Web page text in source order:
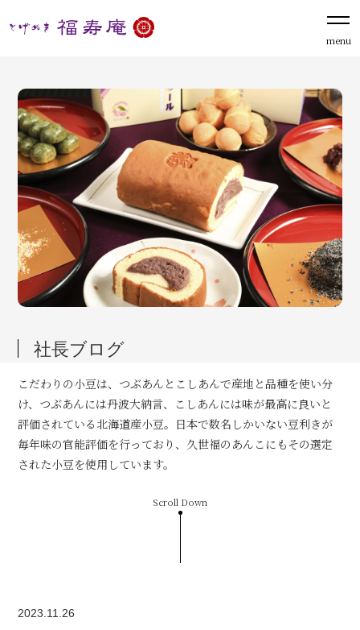
menu
社長ブログ
こだわりの小豆は、つぶあんとこしあんで産地と品種を使い分
け、つぶあんには丹波大納言、こしあんには味が最高に良いと
評価されている北海道産小豆。日本で数名しかいない豆利きが
毎年味の官能評価を行っており、久世福のあんこにもその選定
された小豆を使用しています。
Scroll Down
2023.11.26